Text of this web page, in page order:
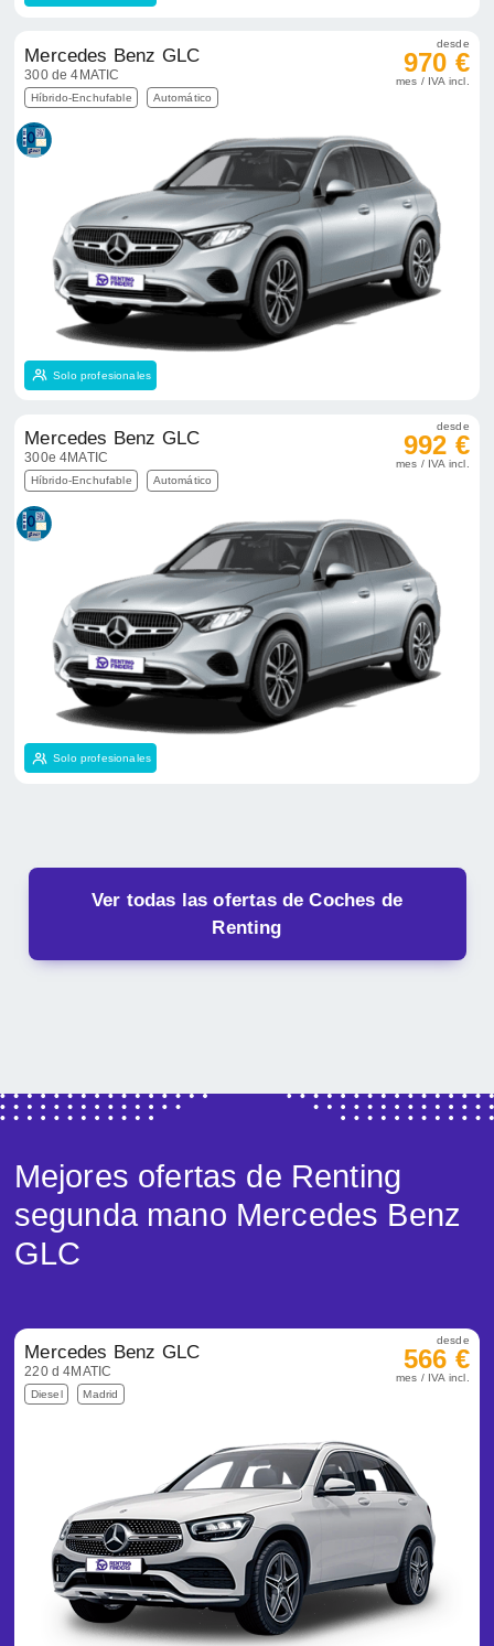
Mercedes Benz GLC
300 de 4MATIC
Híbrido-Enchufable Automático
desde
970 €
mes / IVA incl.
Solo profesionales
Mercedes Benz GLC
300e 4MATIC
Híbrido-Enchufable Automático
desde
992 €
mes / IVA incl.
Solo profesionales
Ver todas las ofertas de Coches de
Renting
Mejores ofertas de Renting
segunda mano Mercedes Benz
GLC
Mercedes Benz GLC
220 d 4MATIC
Diesel Madrid
desde
566 €
mes / IVA incl.